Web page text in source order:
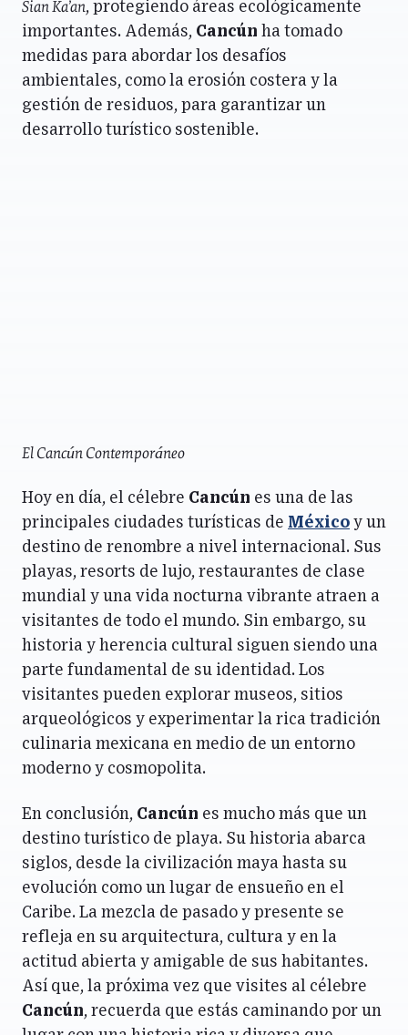
Sian Ka’an, protegiendo áreas ecológicamente
importantes. Además, Cancún ha tomado
medidas para abordar los desafíos
ambientales, como la erosión costera y la
gestión de residuos, para garantizar un
desarrollo turístico sostenible.
El Cancún Contemporáneo
Hoy en día, el célebre Cancún es una de las
principales ciudades turísticas de México y un
destino de renombre a nivel internacional. Sus
playas, resorts de lujo, restaurantes de clase
mundial y una vida nocturna vibrante atraen a
visitantes de todo el mundo. Sin embargo, su
historia y herencia cultural siguen siendo una
parte fundamental de su identidad. Los
visitantes pueden explorar museos, sitios
arqueológicos y experimentar la rica tradición
culinaria mexicana en medio de un entorno
moderno y cosmopolita.
En conclusión, Cancún es mucho más que un
destino turístico de playa. Su historia abarca
siglos, desde la civilización maya hasta su
evolución como un lugar de ensueño en el
Caribe. La mezcla de pasado y presente se
refleja en su arquitectura, cultura y en la
actitud abierta y amigable de sus habitantes.
Así que, la próxima vez que visites al célebre
Cancún, recuerda que estás caminando por un